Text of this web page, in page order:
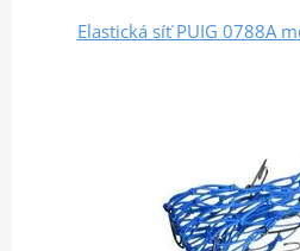
Elastická síť PUIG 0788A